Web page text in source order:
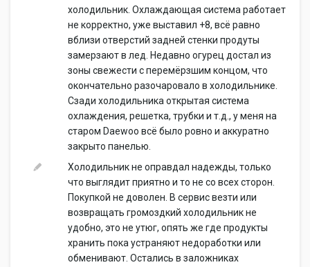
холодильник. Охлаждающая система работает
не корректно, уже выставил +8, всё равно
вблизи отверстий задней стенки продуты
замерзают в лед. Недавно огурец достал из
зоны свежести с перемёрзшим концом, что
окончательно разочаровало в холодильнике.
Сзади холодильника открытая система
охлаждения, решетка, трубки и т.д., у меня на
старом Daewoo всё было ровно и аккуратно
закрыто панелью.
Холодильник не оправдал надежды, только
что выглядит приятно и то не со всех сторон.
Покупкой не доволен. В сервис везти или
возвращать громоздкий холодильник не
удобно, это не утюг, опять же где продукты
хранить пока устраняют недоработки или
обменивают. Остались в заложниках